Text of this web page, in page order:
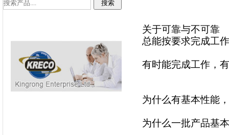
关于可靠与不可靠
总能按要求完成工
有时能完成工作，
为什么有基本性能
为什么一批产品基